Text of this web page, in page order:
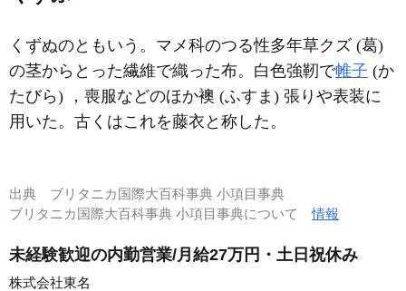
くずぬのともいう。マメ科のつる性多年草クズ (葛)
の茎からとった繊維で織った布。白色強靭で帷子 (か
たびら) ，喪服などのほか襖 (ふすま) 張りや表装に
用いた。古くはこれを藤衣と称した。
出典 ブリタニカ国際大百科事典 小項目事典
ブリタニカ国際大百科事典 小項目事典について情報
未経験歓迎の内勤営業/月給27万円・土日祝休み
株式会社東名